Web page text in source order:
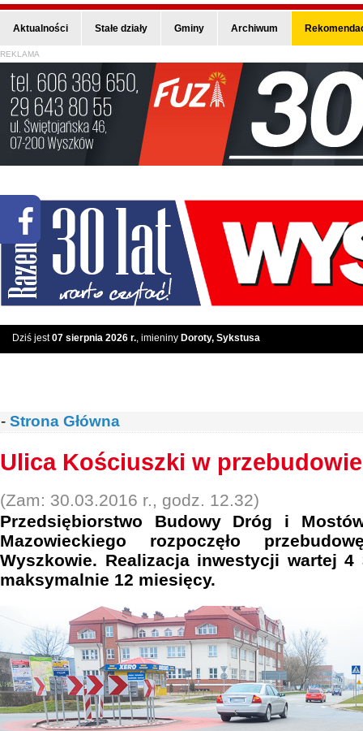
Aktualności Stałe działy Gminy Archiwum
REKLAMA
Dziś jest07 sierpnia 2026 r., imieniny Doroty, Sykstusa
- Strona Główna
Ulica Kościuszki w przebudowie
(Zam: 30.03.2016 r., godz. 12.32)
Przedsiębiorstwo Budowy Dróg i
Mazowieckiego rozpoczęło
Wyszkowie. Realizacja inwestycji wartej 4
maksymalnie 12 miesięcy.